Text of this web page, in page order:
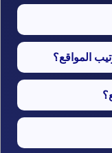
المواقع؟